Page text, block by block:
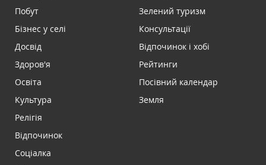
Побут
Бізнес у селі
Досвід
Здоров'я
Освіта
Культура
Релігія
Відпочинок
Соціалка
Зелений туризм
Консультації
Відпочинок і хобі
Рейтинги
Посівний календар
Земля